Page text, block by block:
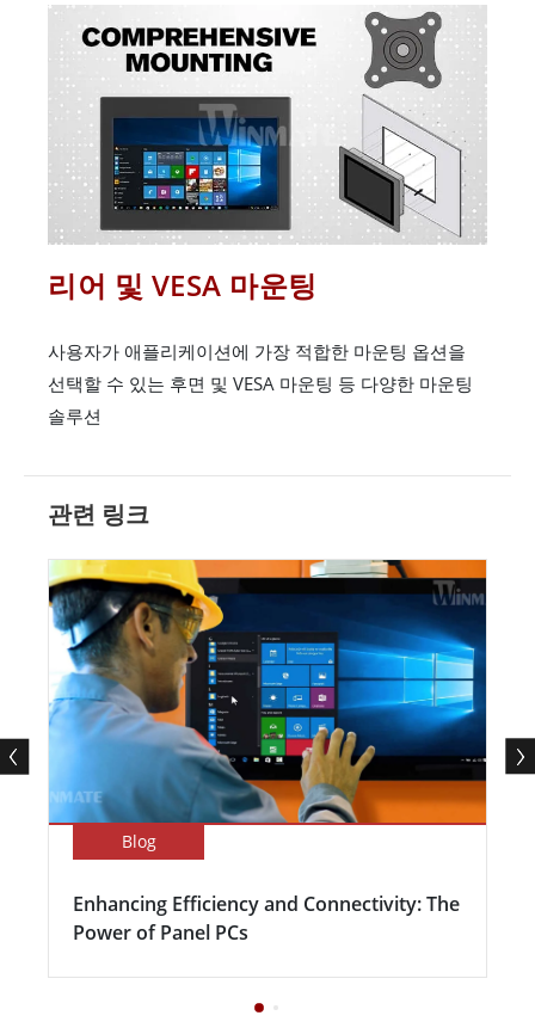
리어 및 VESA 마운팅
사용자가 애플리케이션에 가장 적합한 마운팅 옵션을
선택할 수 있는 후면 및 VESA 마운팅 등 다양한 마운팅
솔루션
관련 링크
Blog
Enhancing Efficiency and Connectivity: The
Power of Panel PCs